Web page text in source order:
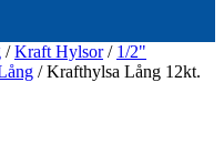
/Kraft Hylsor/ 1/2"
/ Krafthylsa Lång 12kt.